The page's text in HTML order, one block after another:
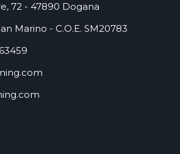
72 - 47890 Dogana
Marino - C.O.E. SM20783